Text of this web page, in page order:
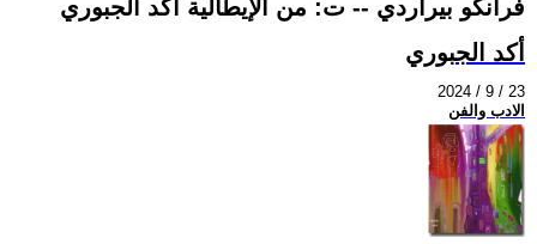
فرانكو بيراردي -- ت: من الإيطالية أكد الجبوري
أكد الجبوري
2024 / 9 / 23
الادب والفن